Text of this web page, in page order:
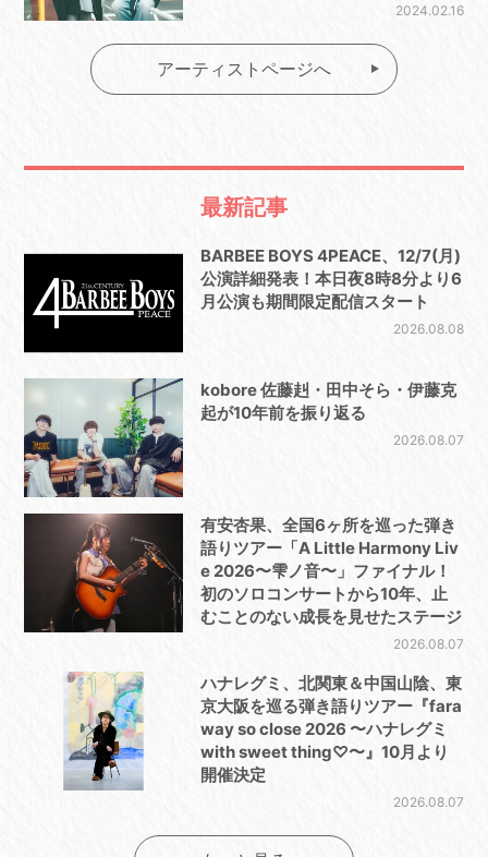
2024.02.16
アーティストページへ
最新記事
BARBEE BOYS 4PEACE、12/7(月)
公演詳細発表！本日夜8時8分より6
月公演も期間限定配信スタート
2026.08.08
kobore 佐藤赳・田中そら・伊藤克
起が10年前を振り返る
2026.08.07
有安杏果、全国6ヶ所を巡った弾き
語りツアー「A Little Harmony Liv
e 2026〜雫ノ音〜」ファイナル！
初のソロコンサートから10年、止
むことのない成長を見せたステージ
2026.08.07
ハナレグミ、北関東＆中国山陰、東
京大阪を巡る弾き語りツアー『fara
way so close 2026 〜ハナレグミ
with sweet thing♡〜』10月より
開催決定
2026.08.07